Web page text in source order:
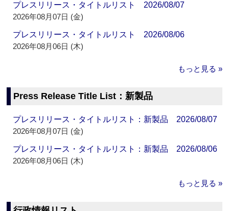
プレスリリース・タイトルリスト 2026/08/07
2026年08月07日 (金)
プレスリリース・タイトルリスト 2026/08/06
2026年08月06日 (木)
もっと見る »
Press Release Title List：新製品
プレスリリース・タイトルリスト：新製品 2026/08/07
2026年08月07日 (金)
プレスリリース・タイトルリスト：新製品 2026/08/06
2026年08月06日 (木)
もっと見る »